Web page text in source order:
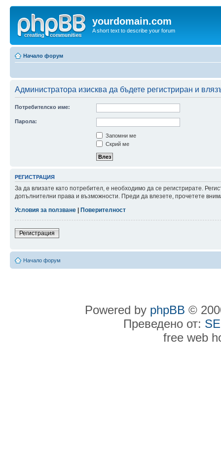
yourdomain.com
A short text to describe your forum
Начало форум
Администратора изисква да бъдете регистриран и
Потребителско име:
Парола:
Запомни ме
Скрий ме
РЕГИСТРАЦИЯ
За да влизате като потребител, е необходимо да се регистрирате.
допълнителни права и възможности. Преди да влезете, прочетете
Условия за ползване
Поверителност
Регистрация
Начало форум
Powered by phpBB ©
Преведено от:
free web